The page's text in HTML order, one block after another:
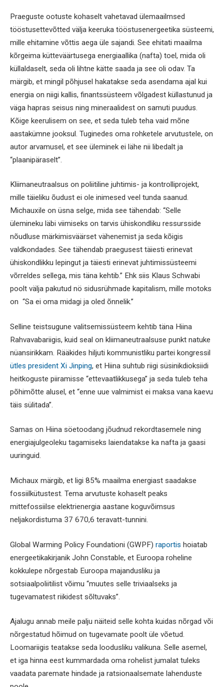
Praeguste ootuste kohaselt vahetavad ülemaailmsed
tööstusettevõtted välja keeruka tööstusenergeetika süsteemi,
mille ehitamine võttis aega üle sajandi. See ehitati maailma
kõrgeima kütteväärtusega energiaallika (nafta) toel, mida oli
küllaldaselt, seda oli lihtne kätte saada ja see oli odav. Ta
märgib, et mingil põhjusel hakatakse seda asendama ajal kui
energia on niigi kallis, finantssüsteem võlgadest küllastunud ja
väga hapras seisus ning mineraalidest on samuti puudus.
Kõige keerulisem on see, et seda tuleb teha vaid mõne
aastakümne jooksul. Tuginedes oma rohketele arvutustele, on
autor arvamusel, et see üleminek ei lähe nii libedalt ja
“plaanipäraselt”.
Kliimaneutraalsus on poliitiline juhtimis- ja kontrolliprojekt,
mille täieliku õudust ei ole inimesed veel tunda saanud.
Michauxile on üsna selge, mida see tähendab: “Selle
ülemineku läbi viimiseks on tarvis ühiskondliku ressursside
nõudluse märkimisväärset vähenemist ja seda kõigis
valdkondades. See tähendab praegusest täiesti erinevat
ühiskondlikku lepingut ja täiesti erinevat juhtimissüsteemi
võrreldes sellega, mis täna kehtib.” Ehk siis Klaus Schwabi
poolt välja pakutud nö sidusrühmade kapitalism, mille motoks
on “Sa ei oma midagi ja oled õnnelik.”
Selline teistsugune valitsemissüsteem kehtib täna Hiina
Rahvavabariigis, kuid seal on kliimaneutraalsuse punkt natuke
nüansirikkam. Rääkides hiljuti kommunistliku partei kongressil
ütles president Xi Jinping, et Hiina suhtub riigi süsinikdioksiidi
heitkoguste piiramisse “ettevaatlikkusega” ja seda tuleb teha
põhimõtte alusel, et “enne uue valmimist ei maksa vana kaevu
täis sülitada”.
Samas on Hiina söetoodang jõudnud rekordtasemele ning
energiajulgeoleku tagamiseks laiendatakse ka nafta ja gaasi
uuringuid.
Michaux märgib, et ligi 85% maailma energiast saadakse
fossiilkütustest. Tema arvutuste kohaselt peaks
mittefossiilse elektrienergia aastane koguvõimsus
neljakordistuma 37 670,6 teravatt-tunnini.
Global Warming Policy Foundationi (GWPF) raportis hoiatab
energeetikakirjanik John Constable, et Euroopa roheline
kokkulepe nõrgestab Euroopa majandusliku ja
sotsiaalpoliitilist võimu “muutes selle triviaalseks ja
tugevamatest riikidest sõltuvaks”.
Ajalugu annab meile palju näiteid selle kohta kuidas nõrgad või
nõrgestatud hõimud on tugevamate poolt üle võetud.
Loomariigis teatakse seda loodusliku valikuna. Selle asemel,
et iga hinna eest kummardada oma rohelist jumalat tuleks
vaadata paremate hindade ja ratsionaalsemate lahenduste